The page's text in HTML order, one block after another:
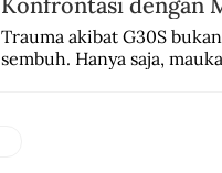
Trauma akibat G30S
sembuh. Hanya saja,